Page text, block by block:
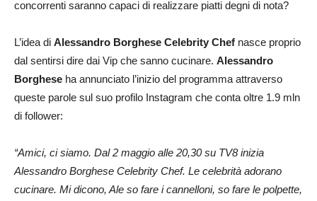
concorrenti saranno capaci di realizzare piatti degni di nota?
L’idea di Alessandro Borghese Celebrity Chef nasce proprio
dal sentirsi dire dai Vip che sanno cucinare. Alessandro
Borghese ha annunciato l’inizio del programma attraverso
queste parole sul suo profilo Instagram che conta oltre 1.9 mln
di follower:
“Amici, ci siamo. Dal 2 maggio alle 20,30 su TV8 inizia
Alessandro Borghese Celebrity Chef. Le celebrità adorano
cucinare. Mi dicono, Ale so fare i cannelloni, so fare le polpette,